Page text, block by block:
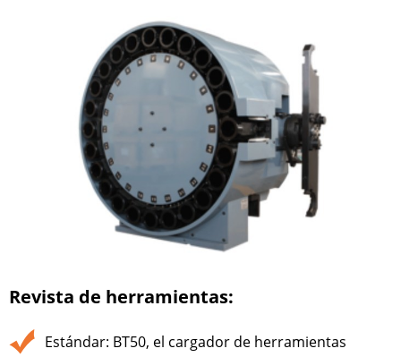
Revista de herramientas:
Estándar: BT50, el cargador de herramientas